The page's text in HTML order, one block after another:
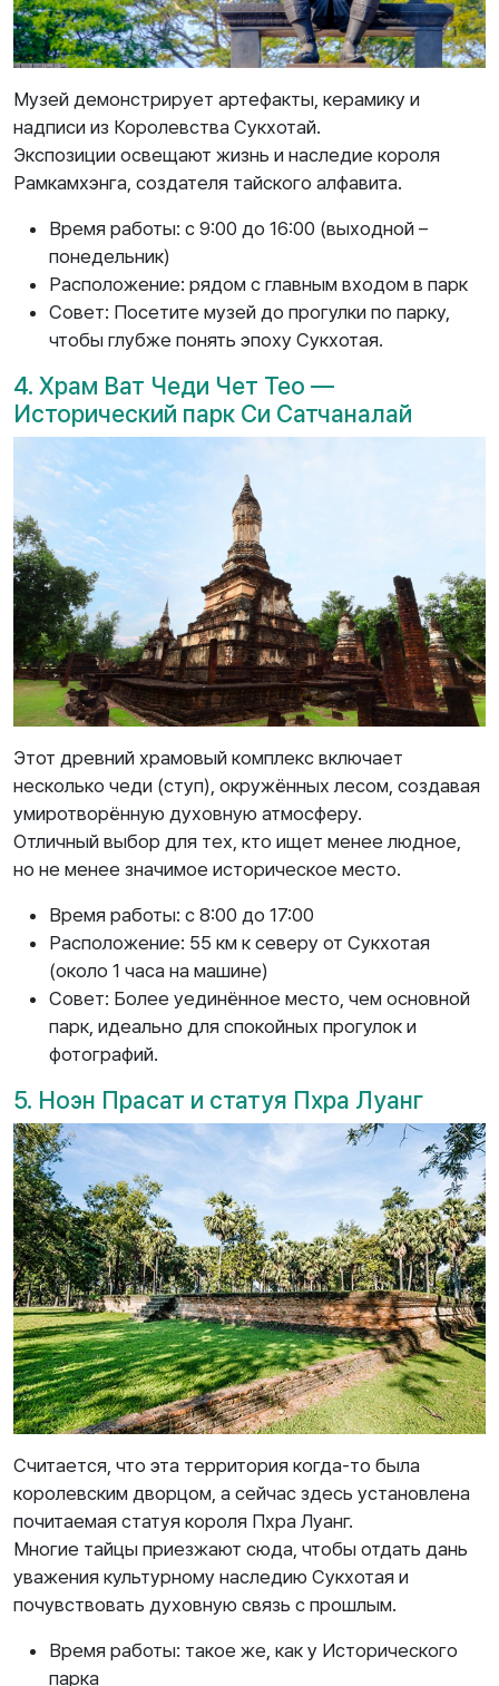
Музей демонстрирует артефакты, керамику и
надписи из Королевства Сукхотай.
Экспозиции освещают жизнь и наследие короля
Рамкамхэнга, создателя тайского алфавита.
Время работы: с 9:00 до 16:00 (выходной –
понедельник)
Расположение: рядом с главным входом в парк
Совет: Посетите музей до прогулки по парку,
чтобы глубже понять эпоху Сукхотая.
4. Храм Ват Чеди Чет Тео —
Исторический парк Си Сатчаналай
Этот древний храмовый комплекс включает
несколько чеди (ступ), окружённых лесом, создавая
умиротворённую духовную атмосферу.
Отличный выбор для тех, кто ищет менее людное,
но не менее значимое историческое место.
Время работы: с 8:00 до 17:00
Расположение: 55 км к северу от Сукхотая
(около 1 часа на машине)
Совет: Более уединённое место, чем основной
парк, идеально для спокойных прогулок и
фотографий.
5. Ноэн Прасат и статуя Пхра Луанг
Считается, что эта территория когда-то была
королевским дворцом, а сейчас здесь установлена
почитаемая статуя короля Пхра Луанг.
Многие тайцы приезжают сюда, чтобы отдать дань
уважения культурному наследию Сукхотая и
почувствовать духовную связь с прошлым.
Время работы: такое же, как у Исторического
парка